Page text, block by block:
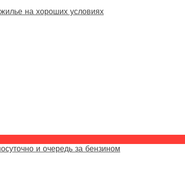
на хороших условиях
и очередь за бензином